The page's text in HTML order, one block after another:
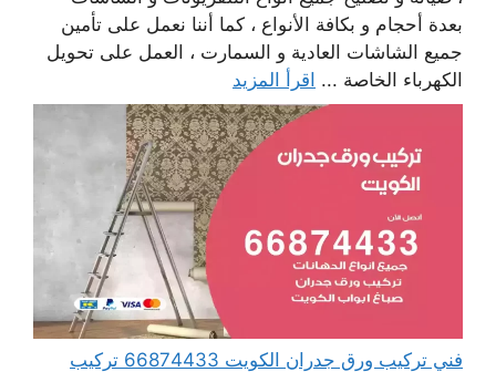
بعدة أحجام و بكافة الأنواع ، كما أننا نعمل على تأمين
جميع الشاشات العادية و السمارت ، العمل على تحويل
الكهرباء الخاصة ... اقرأ المزيد
فني تركيب ورق جدران الكويت 66874433 تركيب